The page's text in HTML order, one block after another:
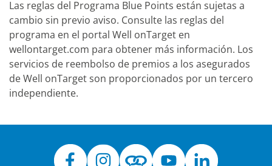
Las reglas del Programa Blue Points están sujetas a
cambio sin previo aviso. Consulte las reglas del
programa en el portal Well onTarget en
wellontarget.com para obtener más información. Los
servicios de reembolso de premios a los asegurados
de Well onTarget son proporcionados por un tercero
independiente.